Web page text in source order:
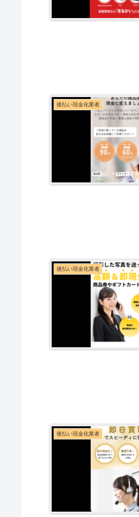
後払い現金化業者
後払い現金化業者
後払い現金化業者